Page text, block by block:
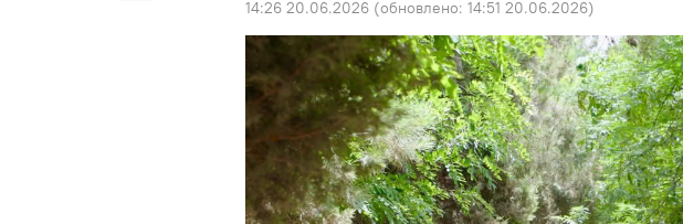
14:26 20.06.2026 (обновлено: 14:51 20.06.2026)